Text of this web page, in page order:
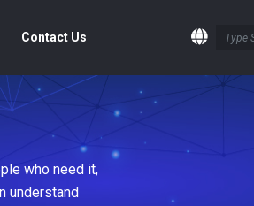
Contact Us
who need it,
understand